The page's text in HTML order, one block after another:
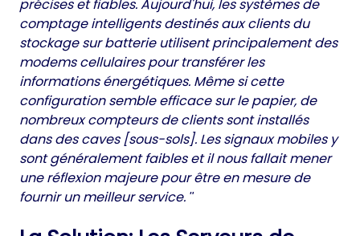
précises et fiables. Aujourd'hui, les systèmes de
comptage intelligents destinés aux clients du
stockage sur batterie utilisent principalement des
modems cellulaires pour transférer les
informations énergétiques. Même si cette
configuration semble efficace sur le papier, de
nombreux compteurs de clients sont installés
dans des caves [sous-sols]. Les signaux mobiles y
sont généralement faibles et il nous fallait mener
une réflexion majeure pour être en mesure de
fournir un meilleur service.